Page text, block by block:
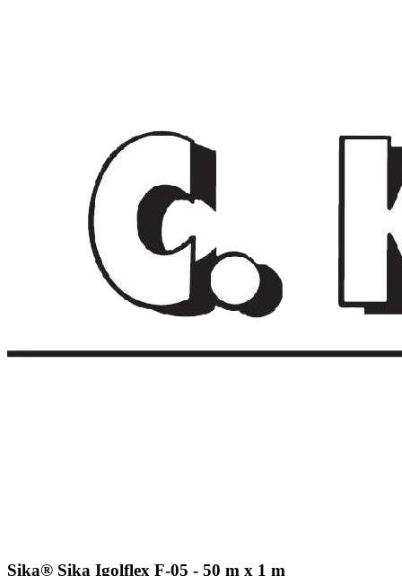
Sika® Sika Igolflex F-05 - 50 m x 1 m